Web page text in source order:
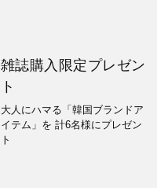
雑誌購入限定プレゼン
ト
大人にハマる「韓国ブランドア
イテム」を 計6名様にプレゼン
ト